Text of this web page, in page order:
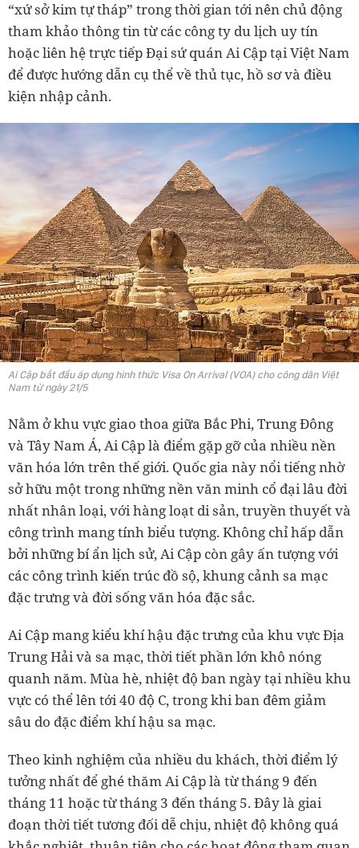
“xứ sở kim tự tháp” trong thời gian tới nên chủ động
tham khảo thông tin từ các công ty du lịch uy tín
hoặc liên hệ trực tiếp Đại sứ quán Ai Cập tại Việt Nam
để được hướng dẫn cụ thể về thủ tục, hồ sơ và điều
kiện nhập cảnh.
Ai Cập bắt đầu áp dụng hình thức Visa On Arrival (VOA) cho công dân Việt
Nam từ ngày 21/5
Nằm ở khu vực giao thoa giữa Bắc Phi, Trung Đông
và Tây Nam Á, Ai Cập là điểm gặp gỡ của nhiều nền
văn hóa lớn trên thế giới. Quốc gia này nổi tiếng nhờ
sở hữu một trong những nền văn minh cổ đại lâu đời
nhất nhân loại, với hàng loạt di sản, truyền thuyết và
công trình mang tính biểu tượng. Không chỉ hấp dẫn
bởi những bí ẩn lịch sử, Ai Cập còn gây ấn tượng với
các công trình kiến trúc đồ sộ, khung cảnh sa mạc
đặc trưng và đời sống văn hóa đặc sắc.
Ai Cập mang kiểu khí hậu đặc trưng của khu vực Địa
Trung Hải và sa mạc, thời tiết phần lớn khô nóng
quanh năm. Mùa hè, nhiệt độ ban ngày tại nhiều khu
vực có thể lên tới 40 độ C, trong khi ban đêm giảm
sâu do đặc điểm khí hậu sa mạc.
Theo kinh nghiệm của nhiều du khách, thời điểm lý
tưởng nhất để ghé thăm Ai Cập là từ tháng 9 đến
tháng 11 hoặc từ tháng 3 đến tháng 5. Đây là giai
đoạn thời tiết tương đối dễ chịu, nhiệt độ không quá